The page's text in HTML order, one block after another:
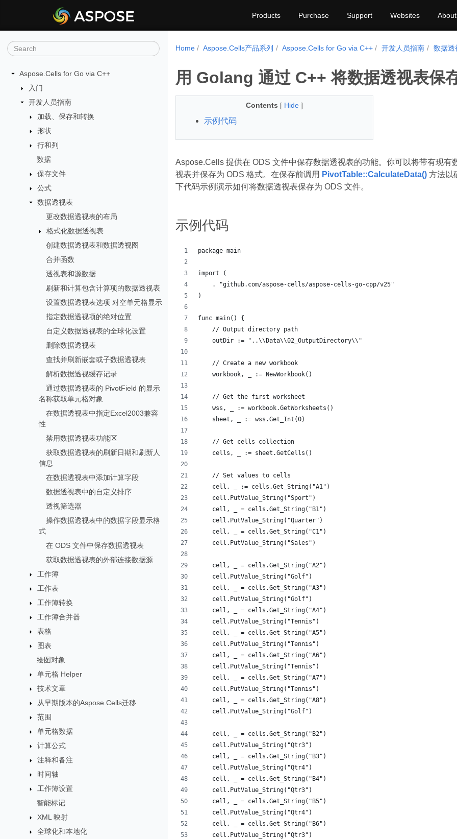
Products Purchase Support Websites About
Aspose.Cells for Go via C++
入门
开发人员指南
加载、保存和转换
形状
行和列
数据
保存文件
公式
数据透视表
更改数据透视表的布局
格式化数据透视表
创建数据透视表和数据透视图
合并函数
透视表和源数据
刷新和计算包含计算项的数据透视表
设置数据透视表选项 对空单元格显示
指定数据透视项的绝对位置
自定义数据透视表的全球化设置
删除数据透视表
查找并刷新嵌套或子数据透视表
解析数据透视缓存记录
通过数据透视表的 PivotField 的显示
名称获取单元格对象
在数据透视表中指定Excel2003兼容
性
禁用数据透视表功能区
获取数据透视表的刷新日期和刷新人
信息
在数据透视表中添加计算字段
数据透视表中的自定义排序
透视筛选器
操作数据透视表中的数据字段显示格
式
在 ODS 文件中保存数据透视表
获取数据透视表的外部连接数据源
工作簿
工作表
工作簿转换
工作簿合并器
表格
图表
绘图对象
单元格 Helper
技术文章
从早期版本的Aspose.Cells迁移
范围
单元格数据
计算公式
注释和备注
时间轴
工作簿设置
智能标记
XML 映射
全球化和本地化
Home Aspose.Cells产品系列 Aspose.Cells for Go via C++ 开发人员指南 数据透
用 Golang 通过 C++ 将数据透视表保
Contents [ Hide ]
示例代码
Aspose.Cells 提供在 ODS 文件中保存数据透视表的功能。你可以将带有现
视表并保存为 ODS 格式。在保存前调用 PivotTable::CalculateData()方法以
下代码示例演示如何将数据透视表保存为 ODS 文件。
示例代码
package main
import (
    . "github.com/aspose-cells/aspose-cells-go-cpp/v25"
)
func main() {
    // Output directory path
    outDir := "..\\Data\\02_OutputDirectory\\"
    // Create a new workbook
    workbook, _ := NewWorkbook()
    // Get the first worksheet
    wss, _ := workbook.GetWorksheets()
    sheet, _ := wss.Get_Int(0)
    // Get cells collection
    cells, _ := sheet.GetCells()
    // Set values to cells
    cell, _ := cells.Get_String("A1")
    cell.PutValue_String("Sport")
    cell, _ = cells.Get_String("B1")
    cell.PutValue_String("Quarter")
    cell, _ = cells.Get_String("C1")
    cell.PutValue_String("Sales")
    cell, _ = cells.Get_String("A2")
    cell.PutValue_String("Golf")
    cell, _ = cells.Get_String("A3")
    cell.PutValue_String("Golf")
    cell, _ = cells.Get_String("A4")
    cell.PutValue_String("Tennis")
    cell, _ = cells.Get_String("A5")
    cell.PutValue_String("Tennis")
    cell, _ = cells.Get_String("A6")
    cell.PutValue_String("Tennis")
    cell, _ = cells.Get_String("A7")
    cell.PutValue_String("Tennis")
    cell, _ = cells.Get_String("A8")
    cell.PutValue_String("Golf")
    cell, _ = cells.Get_String("B2")
    cell.PutValue_String("Qtr3")
    cell, _ = cells.Get_String("B3")
    cell.PutValue_String("Qtr4")
    cell, _ = cells.Get_String("B4")
    cell.PutValue_String("Qtr3")
    cell, _ = cells.Get_String("B5")
    cell.PutValue_String("Qtr4")
    cell, _ = cells.Get_String("B6")
    cell.PutValue_String("Qtr3")